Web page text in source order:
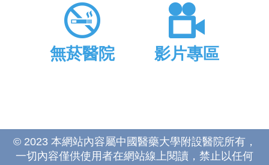
無菸醫院 影片專區
© 2023 本網站內容屬中國醫藥大學附設醫院所有，
一切內容僅供使用者在網站線上閱讀，禁止以任何